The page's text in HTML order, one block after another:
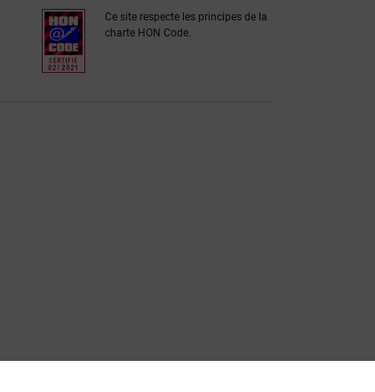
Ce site respecte les principes de la
charte HON Code.